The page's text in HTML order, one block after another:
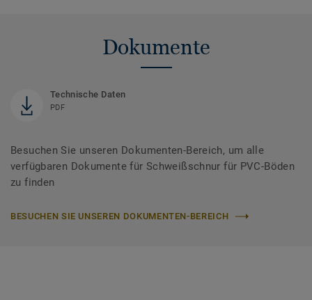
Dokumente
Technische Daten
PDF
Besuchen Sie unseren Dokumenten-Bereich, um alle
verfügbaren Dokumente für Schweißschnur für PVC-Böden
zu finden
BESUCHEN SIE UNSEREN DOKUMENTEN-BEREICH